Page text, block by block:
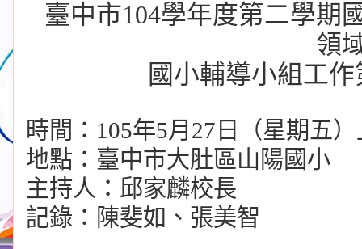
臺中市104學年度第二學期
領
國小輔導小組工
時間： 105年5月 27 日（星期五
地點：臺中市大肚區山陽國小
主持人：邱家麟校長
記錄：陳斐如、張美智